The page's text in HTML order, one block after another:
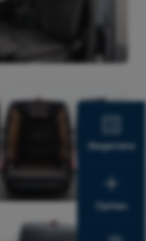
Gegevens
Opties